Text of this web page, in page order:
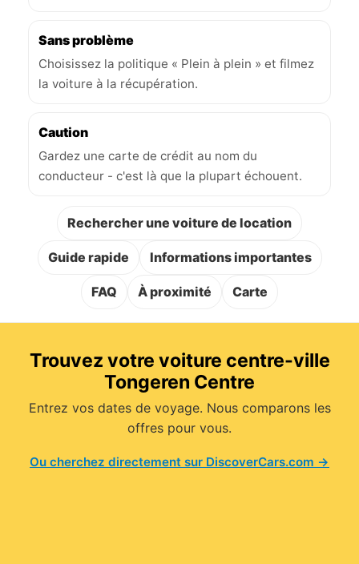
Sans problème
Choisissez la politique « Plein à plein » et filmez
la voiture à la récupération.
Caution
Gardez une carte de crédit au nom du
conducteur - c'est là que la plupart échouent.
Rechercher une voiture de location
Guide rapide Informations importantes
FAQ À proximité Carte
Trouvez votre voiture centre-ville
Tongeren Centre
Entrez vos dates de voyage. Nous comparons les
offres pour vous.
Ou cherchez directement sur DiscoverCars.com →